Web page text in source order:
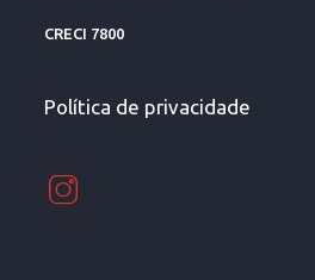
CRECI 7800
Política de privacidade